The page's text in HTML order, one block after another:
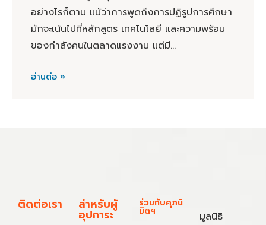
อย่างไรก็ตาม แม้ว่าการพูดถึงการปฏิรูปการศึกษา
มักจะเน้นไปที่หลักสูตร เทคโนโลยี และความพร้อม
ของกำลังคนในตลาดแรงงาน แต่มี...
อ่านต่อ »
ติดต่อเรา สำหรับผู้
อุปการะ
ร่วมกับศุภนิ
มิตฯ
มูลนิธิ